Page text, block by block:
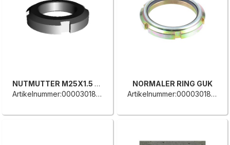
NUTMUTTER M25X1.5 KM5
Artikelnummer:0000301863E
NORMALER RING GUK
Artikelnummer:0000301862C